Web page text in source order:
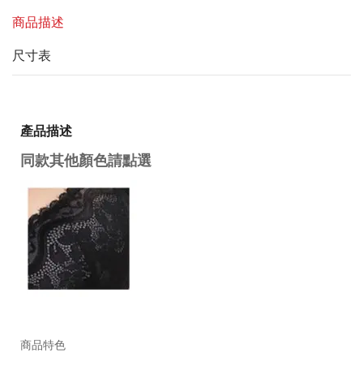
商品描述
尺寸表
產品描述
同款其他顏色請點選
商品特色